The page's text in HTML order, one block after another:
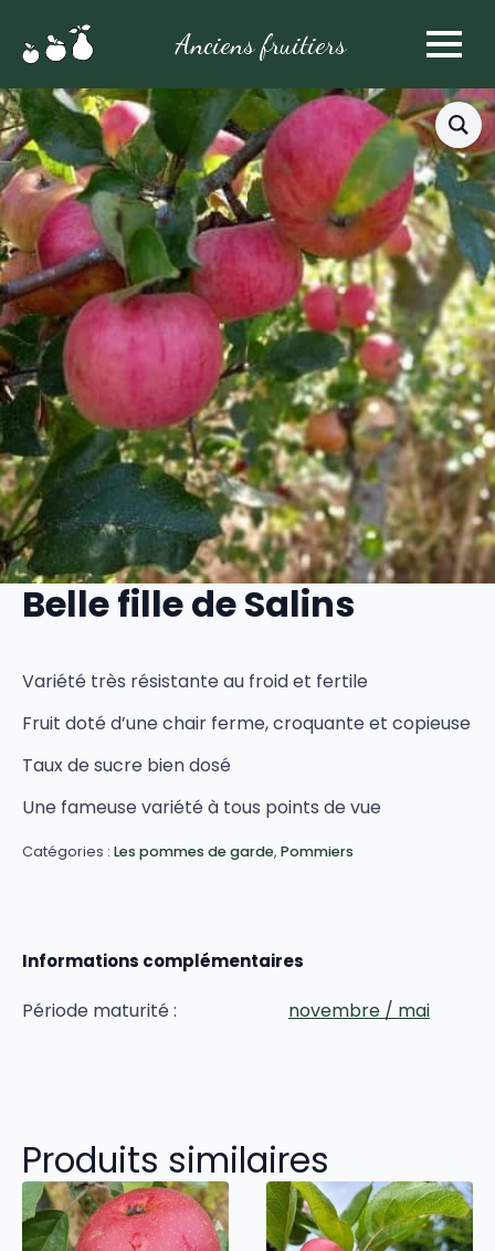
Anciens fruitiers
Belle fille de Salins
Variété très résistante au froid et fertile
Fruit doté d’une chair ferme, croquante et copieuse
Taux de sucre bien dosé
Une fameuse variété à tous points de vue
Catégories : Les pommes de garde, Pommiers
Informations complémentaires
Période maturité : novembre / mai
Produits similaires